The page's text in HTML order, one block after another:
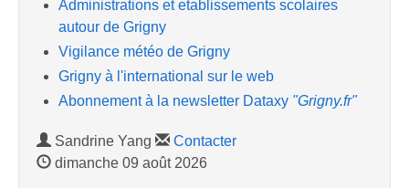
Administrations et etablissements scolaires
autour de Grigny
Vigilance météo de Grigny
Grigny à l'international sur le web
Abonnement à la newsletter Dataxy "Grigny.fr"
Sandrine Yang
Contacter
dimanche 09 août 2026